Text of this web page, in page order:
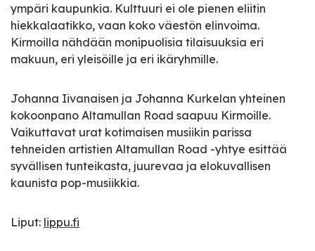
ympäri kaupunkia. Kulttuuri ei ole pienen eliitin
hiekkalaatikko, vaan koko väestön elinvoima.
Kirmoilla nähdään monipuolisia tilaisuuksia eri
makuun, eri yleisöille ja eri ikäryhmille.
Johanna Iivanaisen ja Johanna Kurkelan yhteinen
kokoonpano Altamullan Road saapuu Kirmoille.
Vaikuttavat urat kotimaisen musiikin parissa
tehneiden artistien Altamullan Road -yhtye esittää
syvällisen tunteikasta, juurevaa ja elokuvallisen
kaunista pop-musiikkia.
Liput: lippu.fi